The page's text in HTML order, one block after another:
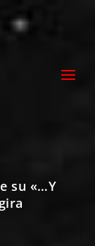
su «…Y